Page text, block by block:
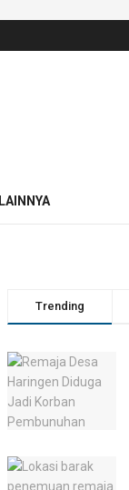
LAINNYA
Trending